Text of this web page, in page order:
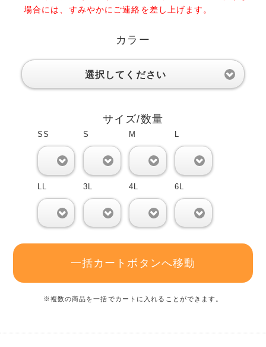
場合には、すみやかにご連絡を差し上げます。
カラー
選択してください
サイズ/数量
SS S M
3L 4L 6L
一括カートボタンへ移動
※複数の商品を一括でカートに入れることができます。